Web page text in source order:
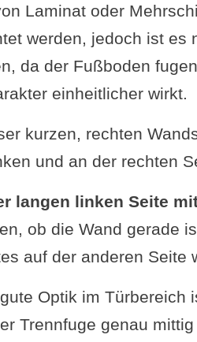
Laminat oder
werden, jedoch ist es
da der Fußboden
einheitlicher wirkt.
kurzen, rechten
und an der rechten
langen linken Seite
ob die Wand gerade
auf der anderen Seite
Optik im Türbereich
Trennfuge genau